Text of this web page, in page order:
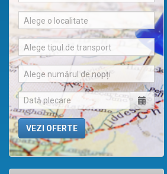
Alege o localitate
Alege tipul de transport
Alege numărul de nopți